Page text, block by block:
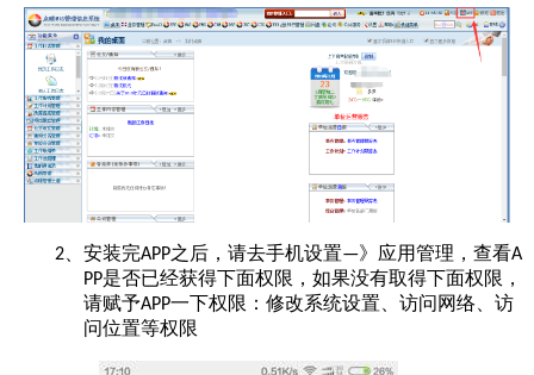
2、 安装完APP之后，请去手机设置—》应用管理，查看A
PP是否已经获得下面权限，如果没有取得下面权限，
请赋予APP一下权限：修改系统设置、访问网络、访
问位置等权限